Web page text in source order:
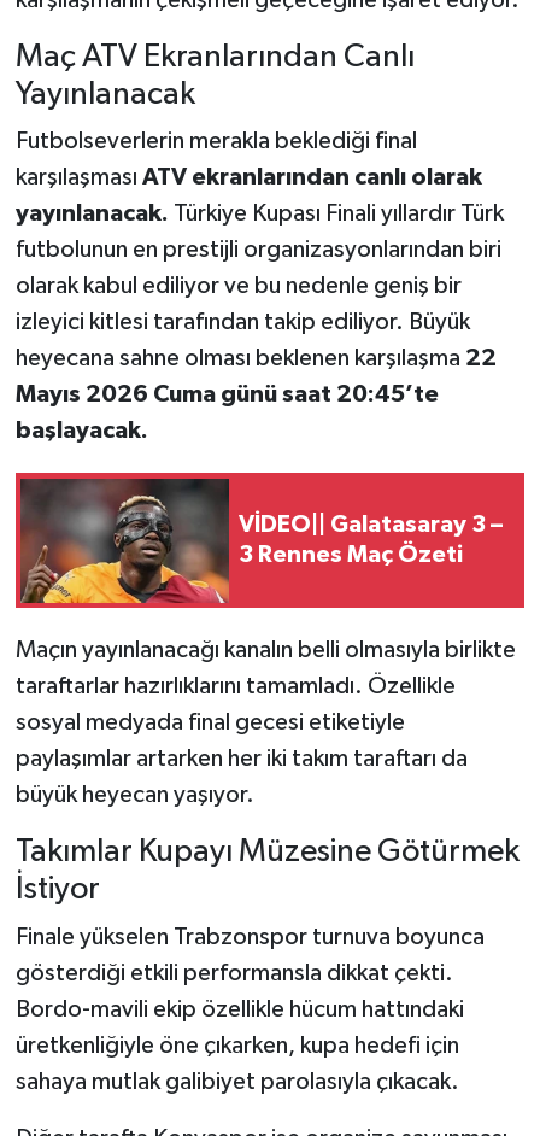
Maç ATV Ekranlarından Canlı
Yayınlanacak
Futbolseverlerin merakla beklediği final
karşılaşması ATV ekranlarından canlı olarak
yayınlanacak. Türkiye Kupası Finali yıllardır Türk
futbolunun en prestijli organizasyonlarından biri
olarak kabul ediliyor ve bu nedenle geniş bir
izleyici kitlesi tarafından takip ediliyor. Büyük
heyecana sahne olması beklenen karşılaşma 22
Mayıs 2026 Cuma günü saat 20:45’te
başlayacak.
VİDEO|| Galatasaray 3 –
3 Rennes Maç Özeti
Maçın yayınlanacağı kanalın belli olmasıyla birlikte
taraftarlar hazırlıklarını tamamladı. Özellikle
sosyal medyada final gecesi etiketiyle
paylaşımlar artarken her iki takım taraftarı da
büyük heyecan yaşıyor.
Takımlar Kupayı Müzesine Götürmek
İstiyor
Finale yükselen Trabzonspor turnuva boyunca
gösterdiği etkili performansla dikkat çekti.
Bordo-mavili ekip özellikle hücum hattındaki
üretkenliğiyle öne çıkarken, kupa hedefi için
sahaya mutlak galibiyet parolasıyla çıkacak.